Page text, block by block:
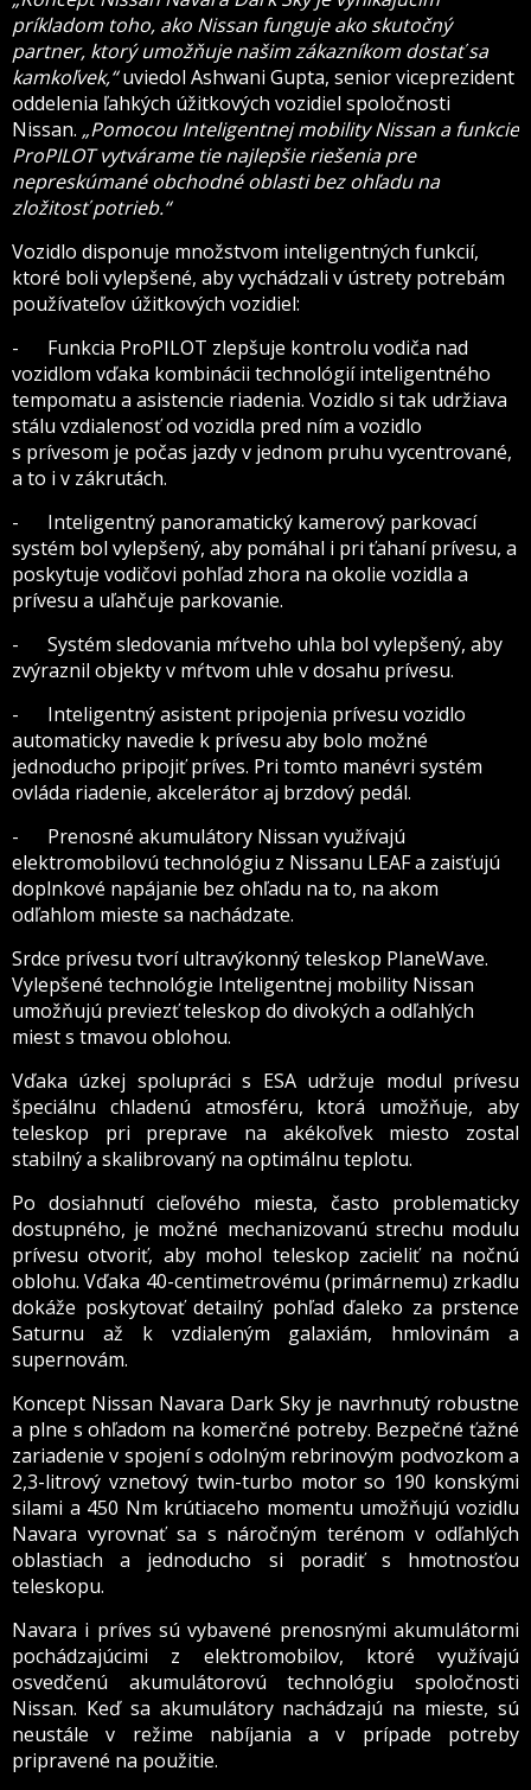
príkladom toho, ako Nissan funguje ako skutočný
partner, ktorý umožňuje našim zákazníkom dostať sa
kamkoľvek,“uviedol Ashwani Gupta, senior viceprezident
oddelenia ľahkých úžitkových vozidiel spoločnosti
Nissan. „Pomocou Inteligentnej mobility Nissan a funkcie
ProPILOT vytvárame tie najlepšie riešenia pre
nepreskúmané obchodné oblasti bez ohľadu na
zložitosť potrieb.“
Vozidlo disponuje množstvom inteligentných funkcií,
ktoré boli vylepšené, aby vychádzali v ústrety potrebám
používateľov úžitkových vozidiel:
- Funkcia ProPILOT zlepšuje kontrolu vodiča nad
vozidlom vďaka kombinácii technológií inteligentného
tempomatu a asistencie riadenia. Vozidlo si tak udržiava
stálu vzdialenosť od vozidla pred ním a vozidlo
s prívesom je počas jazdy v jednom pruhu vycentrované,
a to i v zákrutách.
- Inteligentný panoramatický kamerový parkovací
systém bol vylepšený, aby pomáhal i pri ťahaní prívesu, a
poskytuje vodičovi pohľad zhora na okolie vozidla a
prívesu a uľahčuje parkovanie.
- Systém sledovania mŕtveho uhla bol vylepšený, aby
zvýraznil objekty v mŕtvom uhle v dosahu prívesu.
- Inteligentný asistent pripojenia prívesu vozidlo
automaticky navedie k prívesu aby bolo možné
jednoducho pripojiť príves. Pri tomto manévri systém
ovláda riadenie, akcelerátor aj brzdový pedál.
- Prenosné akumulátory Nissan využívajú
elektromobilovú technológiu z Nissanu LEAF a zaisťujú
doplnkové napájanie bez ohľadu na to, na akom
odľahlom mieste sa nachádzate.
Srdce prívesu tvorí ultravýkonný teleskop PlaneWave.
Vylepšené technológie Inteligentnej mobility Nissan
umožňujú previezť teleskop do divokých a odľahlých
miest s tmavou oblohou.
Vďaka úzkej spolupráci s ESA udržuje modul prívesu
špeciálnu chladenú atmosféru, ktorá umožňuje, aby
teleskop pri preprave na akékoľvek miesto zostal
stabilný a skalibrovaný na optimálnu teplotu.
Po dosiahnutí cieľového miesta, často problematicky
dostupného, je možné mechanizovanú strechu modulu
prívesu otvoriť, aby mohol teleskop zacieliť na nočnú
oblohu. Vďaka 40-centimetrovému (primárnemu) zrkadlu
dokáže poskytovať detailný pohľad ďaleko za prstence
Saturnu až k vzdialeným galaxiám, hmlovinám a
supernovám.
Koncept Nissan Navara Dark Sky je navrhnutý robustne
a plne s ohľadom na komerčné potreby. Bezpečné ťažné
zariadenie v spojení s odolným rebrinovým podvozkom a
2,3-litrový vznetový twin-turbo motor so 190 konskými
silami a 450 Nm krútiaceho momentu umožňujú vozidlu
Navara vyrovnať sa s náročným terénom v odľahlých
oblastiach a jednoducho si poradiť s hmotnosťou
teleskopu.
Navara i príves sú vybavené prenosnými akumulátormi
pochádzajúcimi z elektromobilov, ktoré využívajú
osvedčenú akumulátorovú technológiu spoločnosti
Nissan. Keď sa akumulátory nachádzajú na mieste, sú
neustále v režime nabíjania a v prípade potreby
pripravené na použitie.